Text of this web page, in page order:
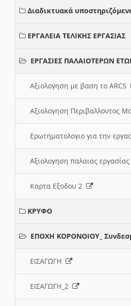
Διαδικτυακά
ΕΡΓΑΛΕΙΑ ΤΕΛΙΚΗΣ ΕΡΓΑΣΙΑΣ
ΕΡΓΑΣΙΕΣ ΠΑΛΑΙΟΤΕΡΩΝ
Αξιολογηση με βαση το ARCS
Αξιολογηση Περιβαλλοντος
Ερωτηματολογιο για την
Αξιολογηση παλαιας
Καρτα Εξοδου 2
ΚΡΥΦΟ
ΕΠΟΧΗ ΚΟΡΟΝΟΙΟΥ_
ΕΙΣΑΓΩΓΗ
ΕΙΣΑΓΩΓΗ_2